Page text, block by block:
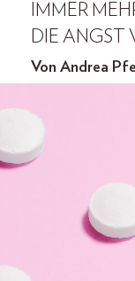
IMMER
DIE ANGST
Von Andrea